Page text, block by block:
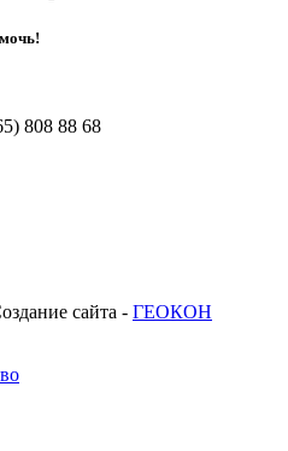
808 88 68
сайта - ГЕОКОН